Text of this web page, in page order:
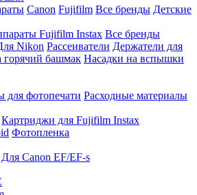
Canon Fujifilm Все бренды Детские
Fujifilm Instax Все бренды
Nikon Рассеиватели Держатели для
горячий башмак Насадки на вспышки
для фотопечати Расходные материалы
Картриджи для Fujifilm Instax
Фотопленка
Для Canon EF/EF-s